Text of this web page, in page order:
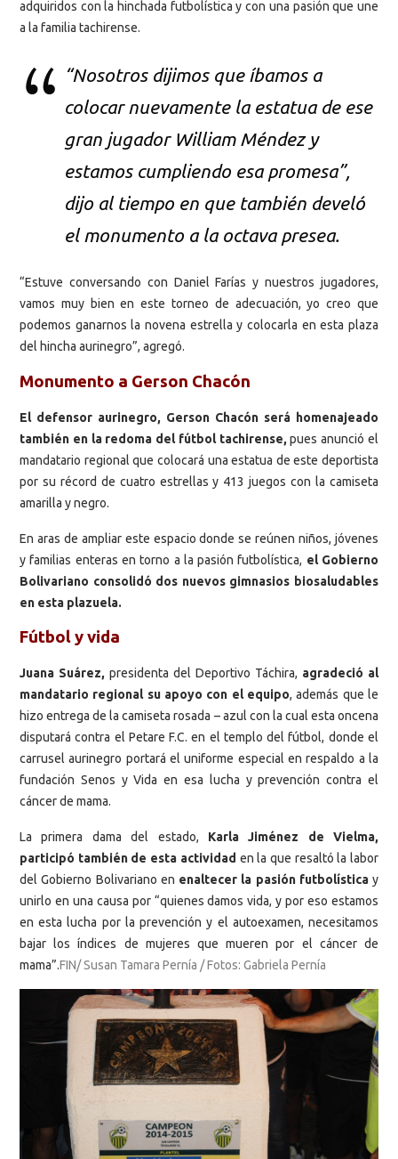
adquiridos con la hinchada futbolística y con una pasión que une
a la familia tachirense.
“Nosotros dijimos que íbamos a
colocar nuevamente la estatua de ese
gran jugador William Méndez y
estamos cumpliendo esa promesa”,
dijo al tiempo en que también develó
el monumento a la octava presea.
“Estuve conversando con Daniel Farías y nuestros jugadores,
vamos muy bien en este torneo de adecuación, yo creo que
podemos ganarnos la novena estrella y colocarla en esta plaza
del hincha aurinegro”, agregó.
Monumento a Gerson Chacón
El defensor aurinegro, Gerson Chacón será homenajeado
también en la redoma del fútbol tachirense, pues anunció el
mandatario regional que colocará una estatua de este deportista
por su récord de cuatro estrellas y 413 juegos con la camiseta
amarilla y negro.
En aras de ampliar este espacio donde se reúnen niños, jóvenes
y familias enteras en torno a la pasión futbolística, el Gobierno
Bolivariano consolidó dos nuevos gimnasios biosaludables
en esta plazuela.
Fútbol y vida
Juana Suárez, presidenta del Deportivo Táchira, agradeció al
mandatario regional su apoyo con el equipo, además que le
hizo entrega de la camiseta rosada – azul con la cual esta oncena
disputará contra el Petare F.C. en el templo del fútbol, donde el
carrusel aurinegro portará el uniforme especial en respaldo a la
fundación Senos y Vida en esa lucha y prevención contra el
cáncer de mama.
La primera dama del estado, Karla Jiménez de Vielma,
participó también de esta actividad en la que resaltó la labor
del Gobierno Bolivariano en enaltecer la pasión futbolísticay
unirlo en una causa por “quienes damos vida, y por eso estamos
en esta lucha por la prevención y el autoexamen, necesitamos
bajar los índices de mujeres que mueren por el cáncer de
mama”.FIN/ Susan Tamara Pernía / Fotos: Gabriela Pernía